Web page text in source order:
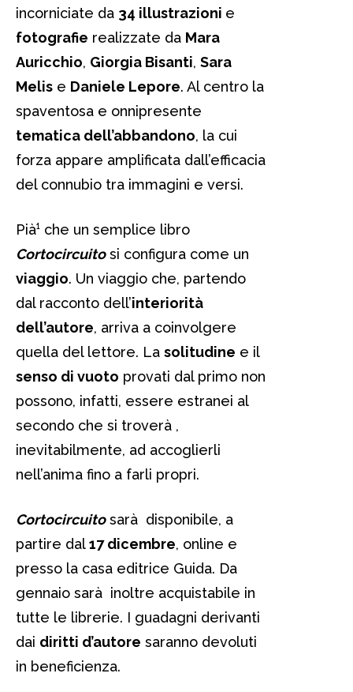
incorniciate da 34 illustrazioni e
fotografie realizzate da Mara
Auricchio, Giorgia Bisanti, Sara
Melis e Daniele Lepore. Al centro la
spaventosa e onnipresente
tematica dell’abbandono, la cui
forza appare amplificata dall’efficacia
del connubio tra immagini e versi.
Pià¹ che un semplice libro
Cortocircuitosi configura come un
viaggio. Un viaggio che, partendo
dal racconto dell’interiorità
dell’autore, arriva a coinvolgere
quella del lettore. La solitudine e il
senso di vuoto provati dal primo non
possono, infatti, essere estranei al
secondo che si troverà ,
inevitabilmente, ad accoglierli
nell’anima fino a farli propri.
Cortocircuito sarà disponibile, a
partire dal17 dicembre, online e
presso la casa editrice Guida. Da
gennaio sarà inoltre acquistabile in
tutte le librerie. I guadagni derivanti
dai diritti d’autore saranno devoluti
in beneficienza.